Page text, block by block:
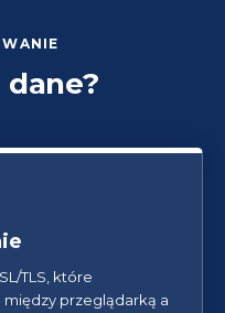
TLS, które
między przeglądarką a